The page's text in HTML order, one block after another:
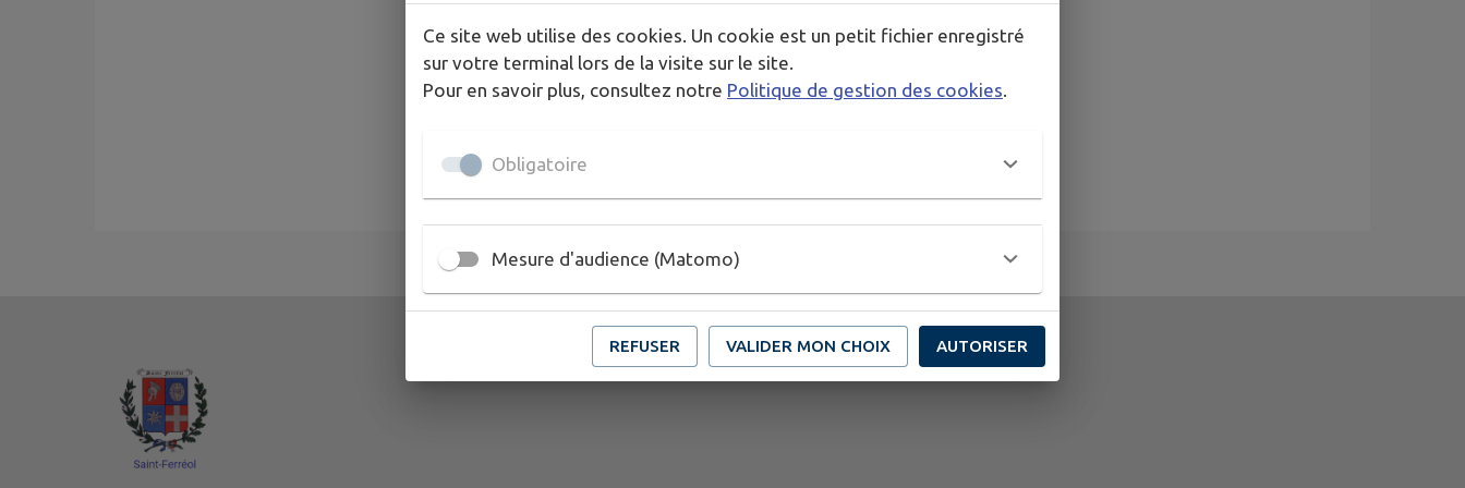
Ce site web utilise des cookies. Un cookie est un petit fichier enregistré
sur votre terminal lors de la visite sur le site.
Pour en savoir plus, consultez notre Politique de gestion des cookies
Obligatoire
Mesure d'audience (Matomo)
REFUSER VALIDER MON CHOIX AUTORISER